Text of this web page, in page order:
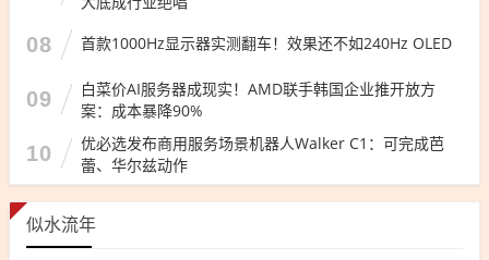
08 首款1000Hz显示器实测翻车！效果还不如240Hz OLED
09
白菜价AI服务器成现实！AMD联手韩国企业推开放方
案：成本暴降90%
10
优必选发布商用服务场景机器人Walker C1：可完成芭
蕾、华尔兹动作
似水流年